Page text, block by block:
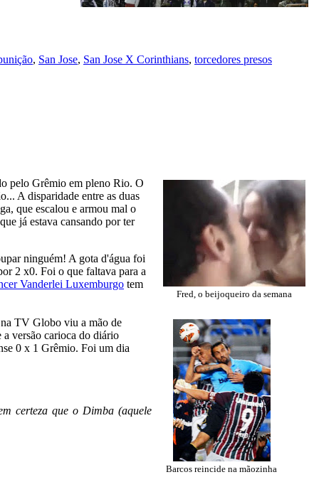
, San Jose, San Jose X Corinthians, torcedores presos
Fred, o beijoqueiro da semana
pelo Grêmio em pleno Rio. O
A disparidade entre as duas
que escalou e armou mal o
já estava cansando por ter
ninguém! A gota d'água foi
2 x0. Foi o que faltava para a
Vanderlei Luxemburgo tem
Barcos reincide na mãozinha
TV Globo viu a mão de
a versão carioca do diário
0 x 1 Grêmio. Foi um dia
certeza que o Dimba (aquele